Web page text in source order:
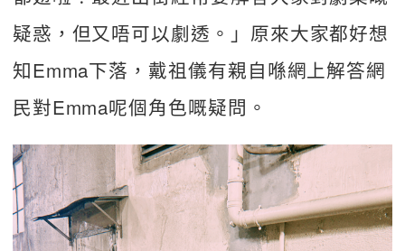
疑惑，但又唔可以劇透。」原來大家都好想
知Emma下落，戴祖儀有親自喺網上解答網
民對Emma呢個角色嘅疑問。